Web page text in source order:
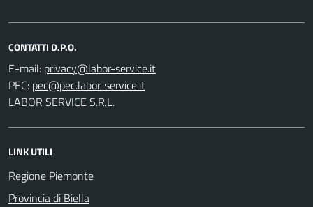
CONTATTI D.P.O.
E-mail:
PEC:
LABOR SERVICE S.R.L.
LINK UTILI
Regione Piemonte
Provincia di Biella